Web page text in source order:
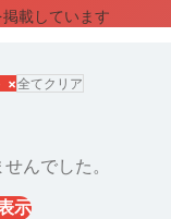
載しています
×全てクリア
んでした。
示